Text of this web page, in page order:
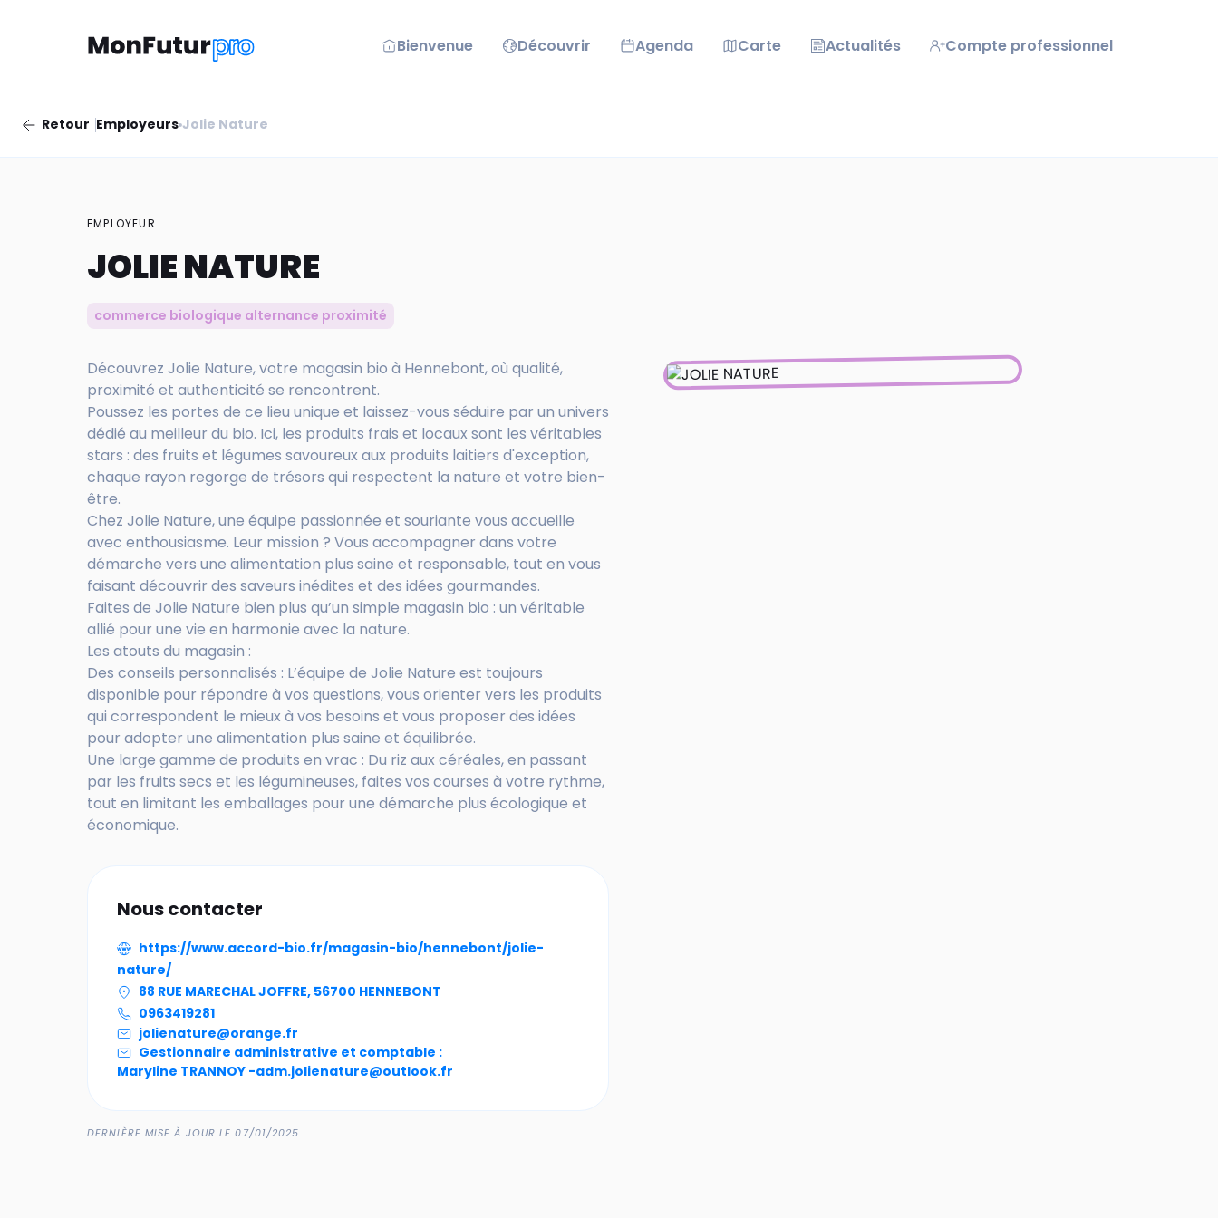
Bienvenue Découvrir Agenda Carte Actualités Compte professionnel
Retour Employeurs Jolie Nature
EMPLOYEUR
JOLIE NATURE
commerce biologique alternance proximité
Découvrez Jolie Nature, votre magasin bio à Hennebont, où qualité,
proximité et authenticité se rencontrent.
Poussez les portes de ce lieu unique et laissez-vous séduire par un univers
dédié au meilleur du bio. Ici, les produits frais et locaux sont les véritables
stars : des fruits et légumes savoureux aux produits laitiers d'exception,
chaque rayon regorge de trésors qui respectent la nature et votre bien-
être.
Chez Jolie Nature, une équipe passionnée et souriante vous accueille
avec enthousiasme. Leur mission ? Vous accompagner dans votre
démarche vers une alimentation plus saine et responsable, tout en vous
faisant découvrir des saveurs inédites et des idées gourmandes.
Faites de Jolie Nature bien plus qu’un simple magasin bio : un véritable
allié pour une vie en harmonie avec la nature.
Les atouts du magasin :
Des conseils personnalisés : L’équipe de Jolie Nature est toujours
disponible pour répondre à vos questions, vous orienter vers les produits
qui correspondent le mieux à vos besoins et vous proposer des idées
pour adopter une alimentation plus saine et équilibrée.
Une large gamme de produits en vrac : Du riz aux céréales, en passant
par les fruits secs et les légumineuses, faites vos courses à votre rythme,
tout en limitant les emballages pour une démarche plus écologique et
économique.
Nous contacter
https://www.accord-bio.fr/magasin-bio/hennebont/jolie-
nature/
88 RUE MARECHAL JOFFRE, 56700 HENNEBONT
0963419281
jolienature@orange.fr
Gestionnaire administrative et comptable :
Maryline TRANNOY -adm.jolienature@outlook.fr
DERNIÈRE MISE À JOUR LE 07/01/2025